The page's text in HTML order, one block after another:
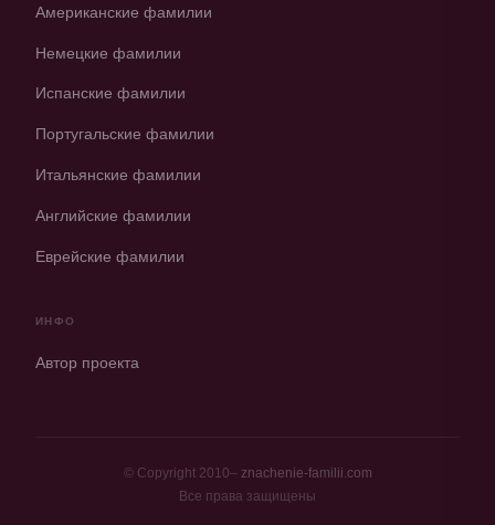
Американские фамилии
Немецкие фамилии
Испанские фамилии
Португальские фамилии
Итальянские фамилии
Английские фамилии
Еврейские фамилии
ИНФО
Автор проекта
© Copyright 2010– znachenie-familii.com
Все права защищены